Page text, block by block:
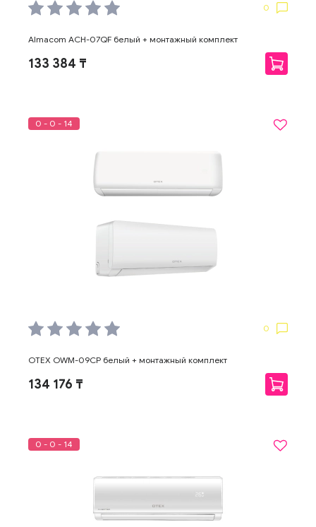
0
Almacom ACH-07QF белый + монтажный комплект
133 384 ₸
0 - 0 - 14
0
OTEX OWM-09CP белый + монтажный комплект
134 176 ₸
0 - 0 - 14